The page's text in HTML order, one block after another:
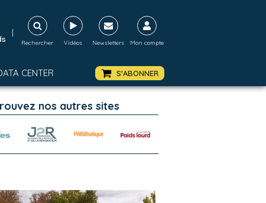
|
Rechercher Vidéos Newsletters Mon compte
CENTER S'ABONNER
nos autres sites